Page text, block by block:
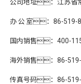
公司地址：江苏省
办 公 室：86-519-
国内销售：400-
海外销售：86-
传真号码：86-